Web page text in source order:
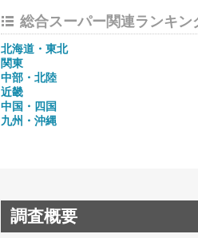
総合スーパー関連ランキン
北海道・東北
関東
中部・北陸
近畿
中国・四国
九州・沖縄
調査概要